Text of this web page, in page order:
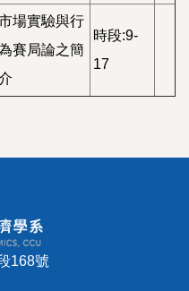
場實驗與行
賽局論之簡
時段:9-
17
168號